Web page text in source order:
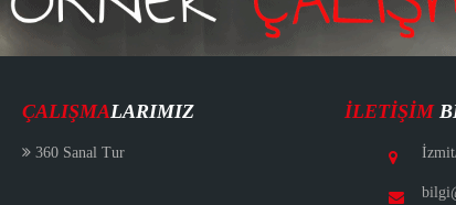
ÇALIŞMALARIMIZ
360 Sanal Tur
İLETIŞIM